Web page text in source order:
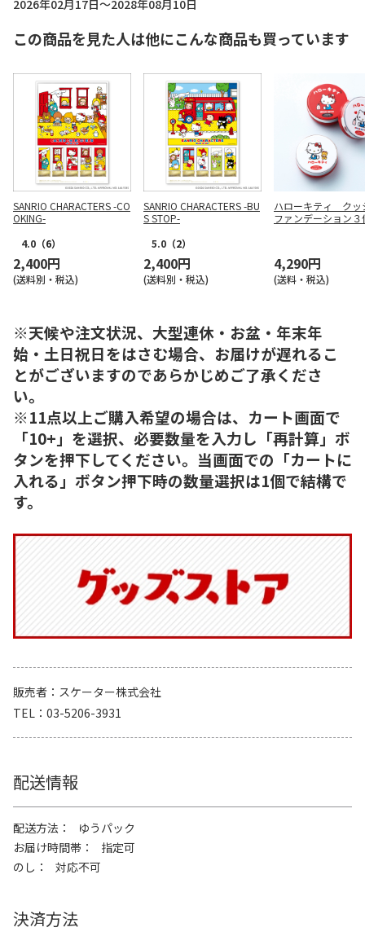
2026年02月17日～2028年08月10日
この商品を見た人は他にこんな商品も買っています
SANRIO CHARACTERS -CO
OKING-
4.0 （6）
2,400円
(送料別・税込)
SANRIO CHARACTERS -BU
S STOP-
5.0 （2）
2,400円
(送料別・税込)
ハローキティ クッ
ファンデーション３
4,290円
(送料・税込)
※天候や注文状況、大型連休・お盆・年末年
始・土日祝日をはさむ場合、お届けが遅れるこ
とがございますのであらかじめご了承くださ
い。
※11点以上ご購入希望の場合は、カート画面で
「10+」を選択、必要数量を入力し「再計算」ボ
タンを押下してください。当画面での「カートに
入れる」ボタン押下時の数量選択は1個で結構で
す。
販売者
スケーター株式会社
TEL
03-5206-3931
配送情報
配送方法
ゆうパック
お届け時間帯
指定可
のし
対応不可
決済方法